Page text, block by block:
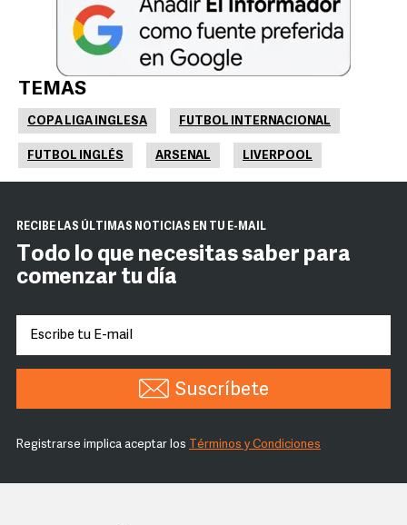
TEMAS
COPA LIGA INGLESA FUTBOL INTERNACIONAL
FUTBOL INGLÉS ARSENAL LIVERPOOL
RECIBE LAS ÚLTIMAS NOTICIAS EN TU E-MAIL
Todo lo que necesitas saber para
comenzar tu día
Suscríbete
Registrarse implica aceptar los Términos y Condiciones